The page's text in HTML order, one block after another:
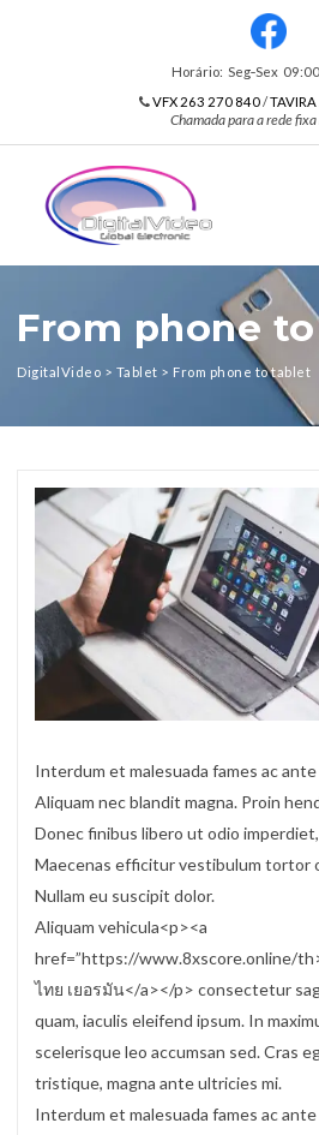
Horário: Seg‑Sex
VFX 263 270 840/
Chamada para a rede
From phone
DigitalVideo > Tablet > From phone to tablet
Interdum et malesuada fames ac
Aliquam nec blandit magna. Proin
Donec finibus libero ut odio
Maecenas efficitur vestibulum tortor
Nullam eu suscipit dolor.
Aliquam vehicula<p><a
href=”https://www.8xscore.online/
ไทย เยอรมัน</a></p> consectetur
quam, iaculis eleifend ipsum. In
scelerisque leo accumsan sed. Cras
tristique, magna ante ultricies mi.
Interdum et malesuada fames ac